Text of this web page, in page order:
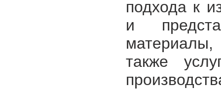
подхода к
и
также